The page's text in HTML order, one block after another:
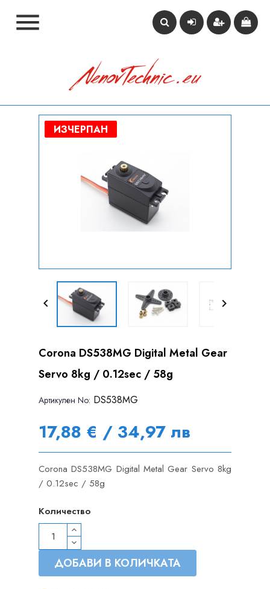

ИЗЧЕРПАН
 
Corona DS538MG Digital Metal Gear
Servo 8kg / 0.12sec / 58g
Артикулен Nо: DS538MG
17,88 € / 34,97 лв
Corona DS538MG Digital Metal Gear Servo 8kg
/ 0.12sec / 58g
Количество
ДОБАВИ В КОЛИЧКАТА